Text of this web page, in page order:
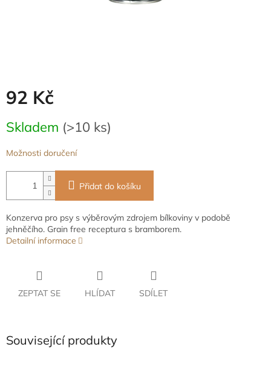
92 Kč
cena:
Skladem (>10 ks)
Možnosti doručení
Přidat do košíku
Konzerva pro psy s výběrovým zdrojem bílkoviny v podobě
jehněčího. Grain free receptura s bramborem.
Detailní informace
ZEPTAT SE HLÍDAT SDÍLET
Související produkty